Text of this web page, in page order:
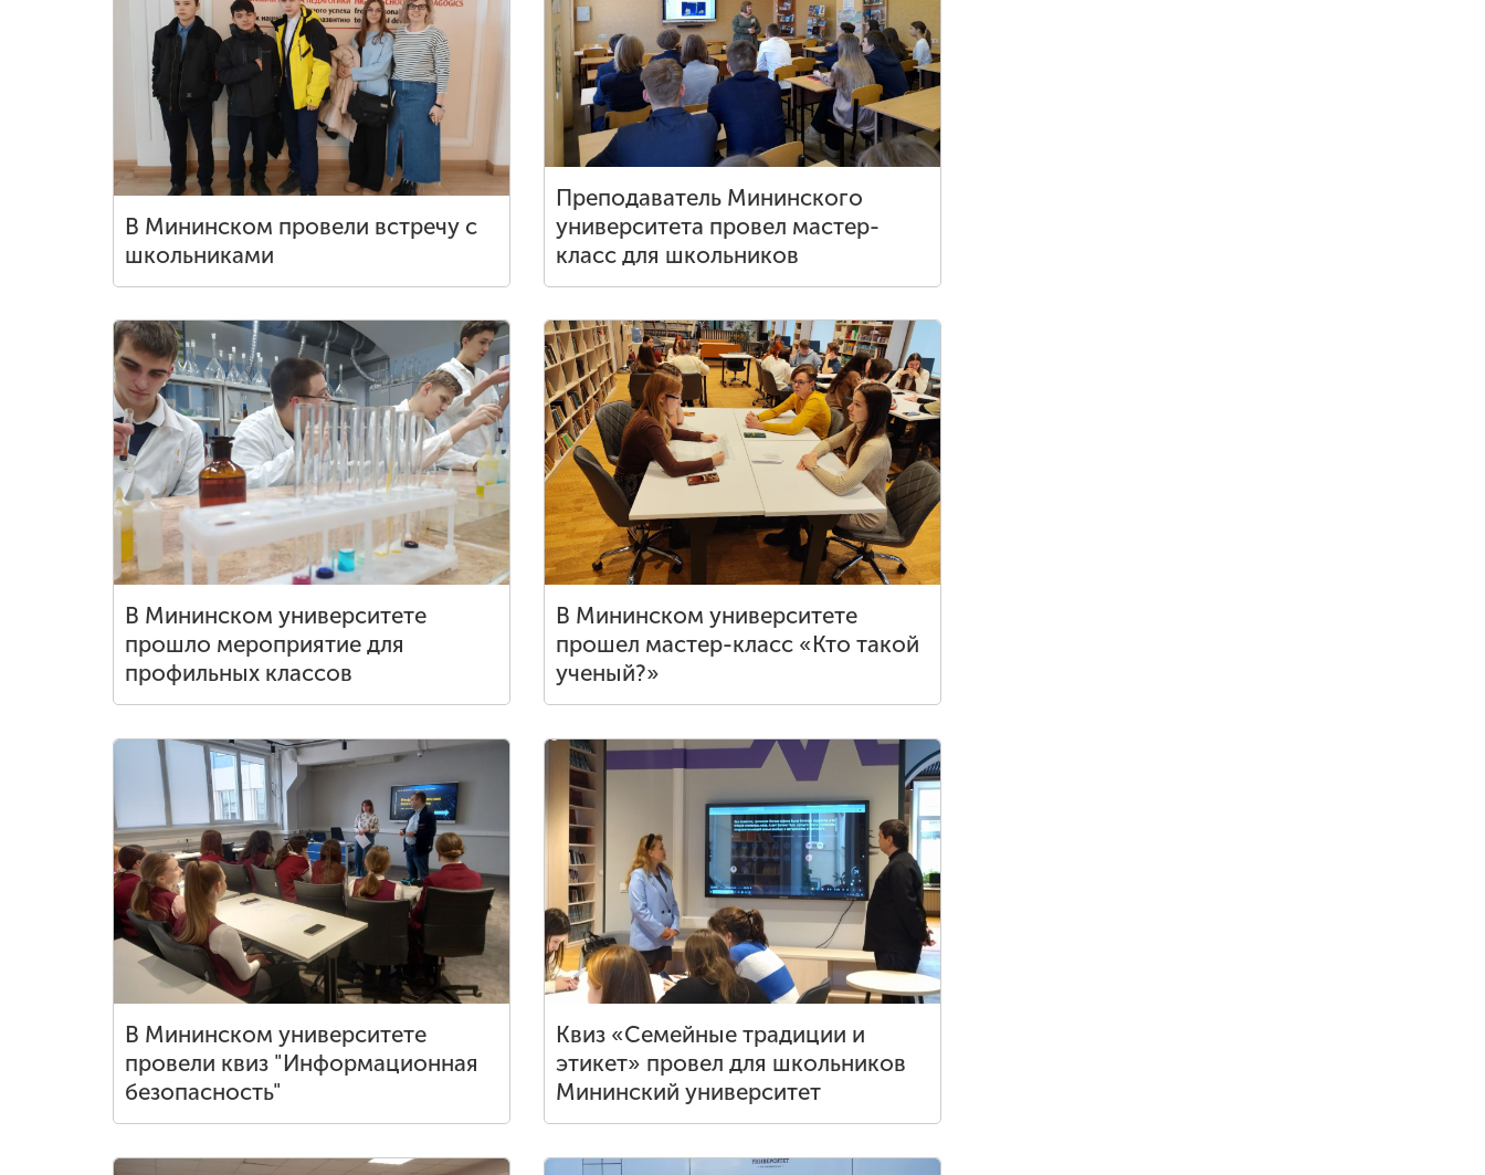
Преподаватель Мининского
университета провел мастер-
класс для школьников
В Мининском провели встречу с
школьниками
В Мининском университете
прошло мероприятие для
профильных классов
В Мининском университете
прошел мастер-класс «Кто такой
ученый?»
В Мининском университете
провели квиз "Информационная
безопасность"
Квиз «Семейные традиции и
этикет» провел для школьников
Мининский университет